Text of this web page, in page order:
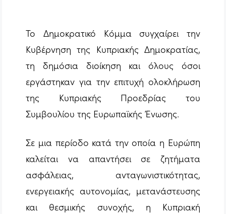
Το Δημοκρατικό Κόμμα συγχαίρει την
Κυβέρνηση της Κυπριακής Δημοκρατίας,
τη δημόσια διοίκηση και όλους όσοι
εργάστηκαν για την επιτυχή ολοκλήρωση
της Κυπριακής Προεδρίας του
Συμβουλίου της Ευρωπαϊκής Ένωσης.
Σε μια περίοδο κατά την οποία η Ευρώπη
καλείται να απαντήσει σε ζητήματα
ασφάλειας, ανταγωνιστικότητας,
ενεργειακής αυτονομίας, μετανάστευσης
και θεσμικής συνοχής, η Κυπριακή